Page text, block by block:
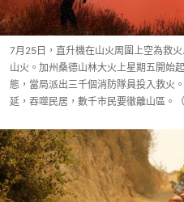
7月25日，直升機在山火周圍上空為救
山火。加州桑德山林大火上星期五開始
態，當局派出三千個消防隊員投入救火
延，吞噬民居，數千市民要徹離山區。